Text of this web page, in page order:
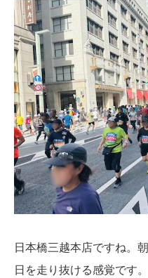
日本橋三越本店ですね。
日を走り抜ける感覚です。